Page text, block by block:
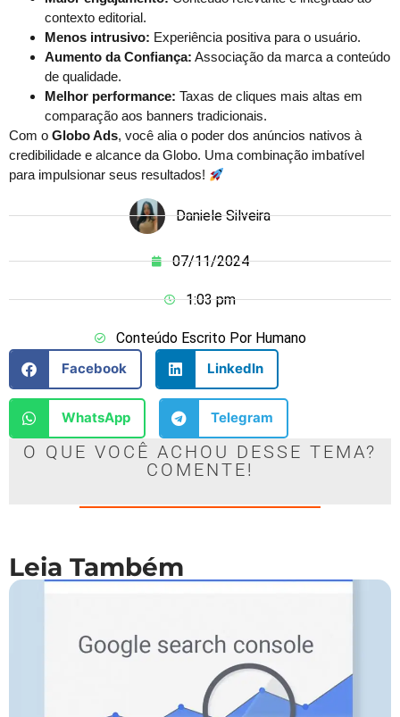
contexto editorial.
Menos intrusivo: Experiência positiva para o usuário.
Aumento da Confiança: Associação da marca a conteúdo
de qualidade.
Melhor performance: Taxas de cliques mais altas em
comparação aos banners tradicionais.
Com o Globo Ads, você alia o poder dos anúncios nativos à
credibilidade e alcance da Globo. Uma combinação imbatível
para impulsionar seus resultados!
Daniele Silveira
07/11/2024
1:03 pm
Conteúdo Escrito Por Humano
Facebook
LinkedIn
WhatsApp Telegram
O QUE VOCÊ ACHOU DESSE TEMA?
COMENTE!
Leia Também